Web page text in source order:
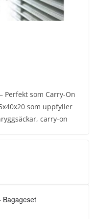
Perfekt som Carry-On
som uppfyller
carry-on
Bagageset